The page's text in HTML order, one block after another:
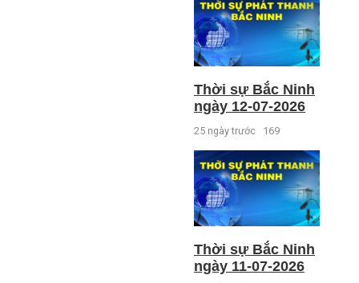
Thời sự Bắc Ninh
ngày 12-07-2026
25 ngày trước 169
Thời sự Bắc Ninh
ngày 11-07-2026